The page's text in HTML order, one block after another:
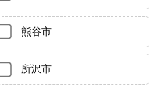
熊谷市
所沢市